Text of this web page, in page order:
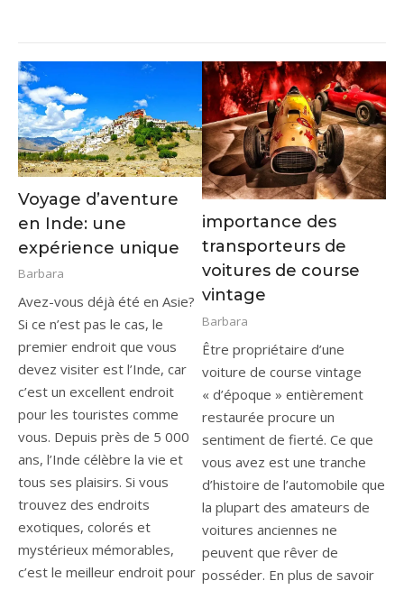
Voyage d’aventure
en Inde: une
expérience unique
Barbara
Avez-vous déjà été en Asie?
Si ce n’est pas le cas, le
premier endroit que vous
devez visiter est l’Inde, car
c’est un excellent endroit
pour les touristes comme
vous. Depuis près de 5 000
ans, l’Inde célèbre la vie et
tous ses plaisirs. Si vous
trouvez des endroits
exotiques, colorés et
mystérieux mémorables,
c’est le meilleur endroit pour
importance des
transporteurs de
voitures de course
vintage
Barbara
Être propriétaire d’une
voiture de course vintage
« d’époque » entièrement
restaurée procure un
sentiment de fierté. Ce que
vous avez est une tranche
d’histoire de l’automobile que
la plupart des amateurs de
voitures anciennes ne
peuvent que rêver de
posséder. En plus de savoir